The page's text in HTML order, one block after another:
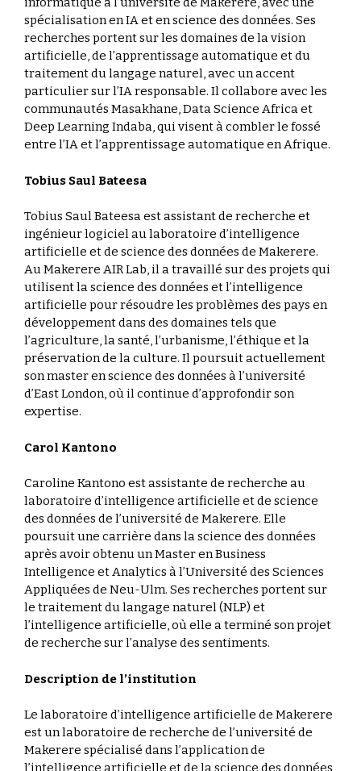
spécialisation en IA et en science des données. Ses
recherches portent sur les domaines de la vision
artificielle, de l’apprentissage automatique et du
traitement du langage naturel, avec un accent
particulier sur l’IA responsable. Il collabore avec les
communautés Masakhane, Data Science Africa et
Deep Learning Indaba, qui visent à combler le fossé
entre l’IA et l’apprentissage automatique en Afrique.
Tobius Saul Bateesa
Tobius Saul Bateesa est assistant de recherche et
ingénieur logiciel au laboratoire d’intelligence
artificielle et de science des données de Makerere.
Au Makerere AIR Lab, il a travaillé sur des projets qui
utilisent la science des données et l’intelligence
artificielle pour résoudre les problèmes des pays en
développement dans des domaines tels que
l’agriculture, la santé, l’urbanisme, l’éthique et la
préservation de la culture. Il poursuit actuellement
son master en science des données à l’université
d’East London, où il continue d’approfondir son
expertise.
Carol Kantono
Caroline Kantono est assistante de recherche au
laboratoire d’intelligence artificielle et de science
des données de l’université de Makerere. Elle
poursuit une carrière dans la science des données
après avoir obtenu un Master en Business
Intelligence et Analytics à l’Université des Sciences
Appliquées de Neu-Ulm. Ses recherches portent sur
le traitement du langage naturel (NLP) et
l’intelligence artificielle, où elle a terminé son projet
de recherche sur l’analyse des sentiments.
Description de l’institution
Le laboratoire d’intelligence artificielle de Makerere
est un laboratoire de recherche de l’université de
Makerere spécialisé dans l’application de
l’intelligence artificielle et de la science des données